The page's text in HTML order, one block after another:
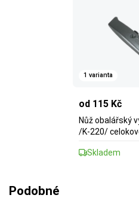
1 varianta
od 115 Kč
Nůž obalářský
/K-220/
Skladem
Podobné